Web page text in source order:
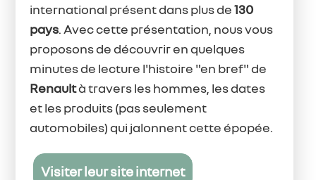
international présent dans plus de130
pays. Avec cette présentation, nous vous
proposons de découvrir en quelques
minutes de lecture l'histoire "en bref" de
Renaultà travers les hommes, les dates
et les produits (pas seulement
automobiles) qui jalonnent cette épopée.
Visiter leur site internet